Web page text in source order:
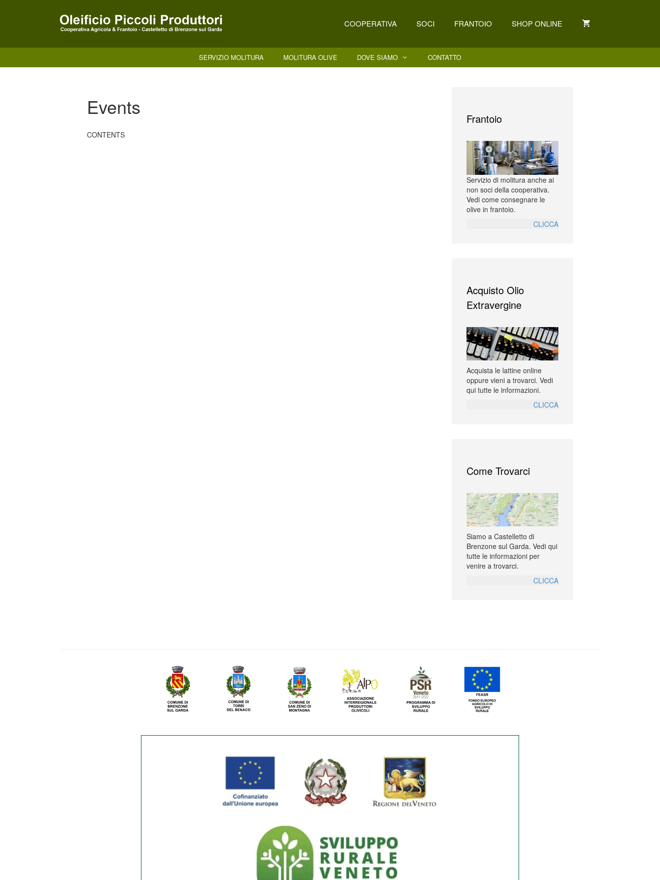
COOPERATIVA SOCI FRANTOIO SHOP ONLINE
SERVIZIO MOLITURA MOLITURA OLIVE DOVE SIAMO CONTATTO
Events
CONTENTS
Frantoio
Servizio di molitura anche ai
non soci della cooperativa.
Vedi come consegnare le
olive in frantoio.
CLICCA
Acquisto Olio
Extravergine
Acquista le lattine online
oppure vieni a trovarci. Vedi
qui tutte le informazioni.
CLICCA
Come Trovarci
Siamo a Castelletto di
Brenzone sul Garda. Vedi qui
tutte le informazioni per
venire a trovarci.
CLICCA